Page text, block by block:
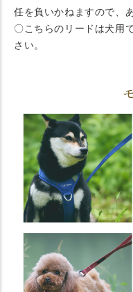
任を負いかねますので、
〇こちらのリードは犬用
さい。